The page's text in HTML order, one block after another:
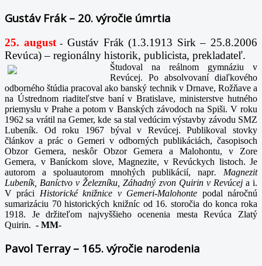
Gustáv Frák – 20. výročie úmrtia
25. august- Gustáv Frák (1.3.1913 Sirk – 25.8.2006
Revúca) – regionálny historik, publicista, prekladateľ.
Študoval na reálnom gymnáziu v
Revúcej. Po absolvovaní diaľkového
odborného štúdia pracoval ako banský technik v Drnave, Rožňave a
na Ústrednom riaditeľstve baní v Bratislave, ministerstve hutného
priemyslu v Prahe a potom v Banských závodoch na Spiši. V roku
1962 sa vrátil na Gemer, kde sa stal vedúcim výstavby závodu SMZ
Lubeník. Od roku 1967 býval v Revúcej. Publikoval stovky
článkov a prác o Gemeri v odborných publikáciách, časopisoch
Obzor Gemera, neskôr Obzor Gemera a Malohontu, v Zore
Gemera, v Baníckom slove, Magnezite, v Revúckych listoch. Je
autorom a spoluautorom mnohých publikácií, napr. Magnezit
Lubeník, Baníctvo v Železníku, Záhadný zvon Quirin v Revúcej a i.
V práci Historické knižnice v Gemeri-Malohonte podal náročnú
sumarizáciu 70 historických knižníc od 16. storočia do konca roka
1918. Je držiteľom najvyššieho ocenenia mesta Revúca Zlatý
Quirin. - MM-
Pavol Terray – 165. výročie narodenia